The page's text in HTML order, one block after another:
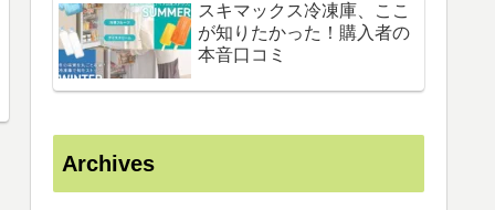
スキマックス冷凍庫、ここ
が知りたかった！購入者の
本音口コミ
Archives